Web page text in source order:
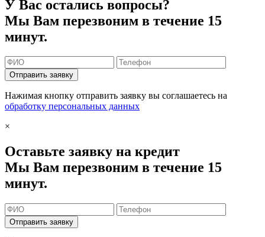
У Вас остались вопросы?
Мы Вам перезвоним в течение 15
минут.
Отправить заявку
Нажимая кнопку отправить заявку вы соглашаетесь на
обработку персональных данных
×
Оставьте заявку на кредит
Мы Вам перезвоним в течение 15
минут.
Отправить заявку